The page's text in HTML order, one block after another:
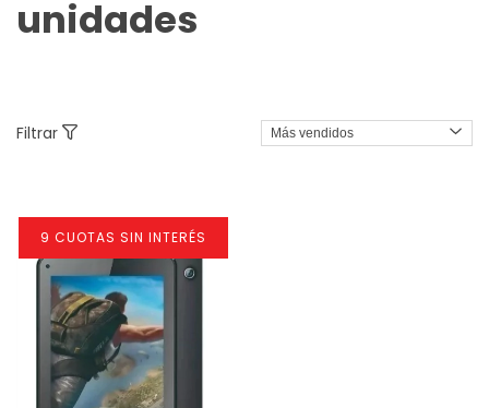
unidades
Filtrar
9 CUOTAS SIN INTERÉS